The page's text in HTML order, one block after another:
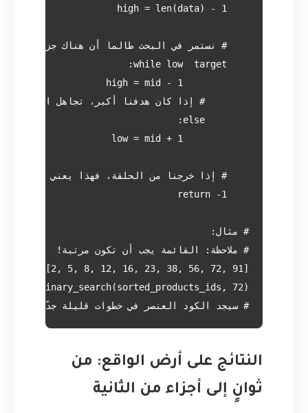
# سيجد الكود العنصر في خطوات قليلة جدًا
النتائج على أرض الواقع: من
ثوانٍ إلى أجزاء من الثانية